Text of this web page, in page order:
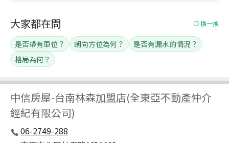
中信房屋-台南林森加盟店(全東亞不動產仲介
經紀有限公司)
06-2749-288
大家都在問 換一換
是否帶有車位？ 朝向方位為何？
是否有漏水的情況？
格局為何？